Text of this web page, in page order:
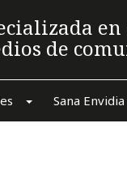
de
Sana Envidia